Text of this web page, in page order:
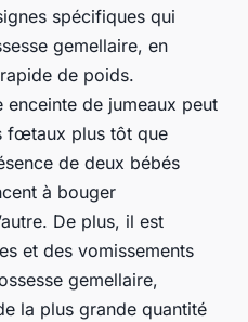
spécifiques qui
gemellaire, en
de poids.
enceinte de jumeaux peut
fœtaux plus tôt que
de deux bébés
à bouger
De plus, il est
et des vomissements
gemellaire,
la plus grande quantité